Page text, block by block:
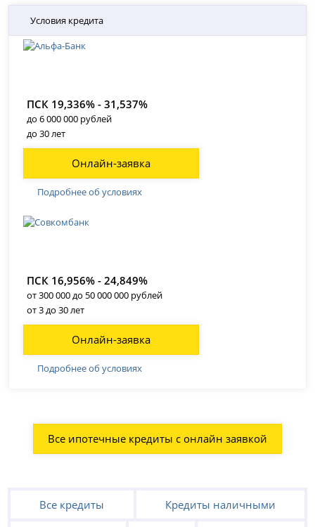
Условия кредита
ПСК 19,336% - 31,537%
до 6 000 000 рублей
до 30 лет
Онлайн-заявка
Подробнее об условиях
ПСК 16,956% - 24,849%
от 300 000 до 50 000 000 рублей
от 3 до 30 лет
Онлайн-заявка
Подробнее об условиях
Все ипотечные кредиты с онлайн заявкой
Все кредиты Кредиты наличными